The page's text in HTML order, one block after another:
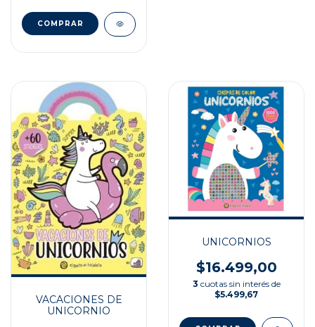
VACACIONES DE
UNICORNIO
UNICORNIOS
$16.499,00
3 cuotas sin interés de
$5.499,67